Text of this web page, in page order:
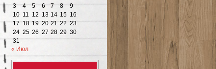
3
4 5 6 7 8
9
10 11 12 13 14 15 16
17 18 19 20 21 22 23
24 25 26 27 28 29 30
31
« Июл